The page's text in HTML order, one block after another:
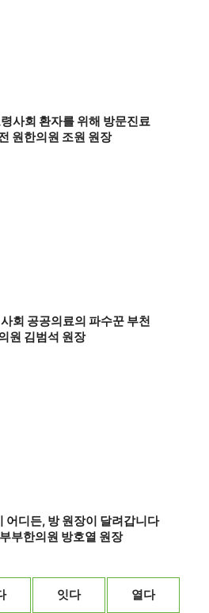
사회 환자를 위해 방문진료
원한의원 조원 원장
회 공공의료의 파수꾼 부천
원 김범석 원장
어디든, 방 원장이 달려갑니다
부한의원 방호열 원장
잇다 열다